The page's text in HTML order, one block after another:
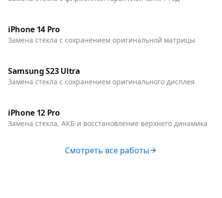
Телефоны
До / После
iPhone 14 Pro
Замена стекла с сохранением оригинальной матрицы
Телефоны
До / После
Samsung S23 Ultra
Замена стекла с сохранением оригинального дисплея
Телефоны
До / После
iPhone 12 Pro
Замена стекла, АКБ и восстановление верхнего динамика
Смотреть все работы